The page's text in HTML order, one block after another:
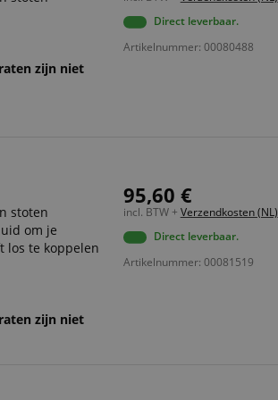
zijn niet
Direct leverbaar.
Artikelnummer: 00080488
stoten
om je
los te koppelen
zijn niet
95,60 €
incl. BTW + Verzendkosten (NL)
Direct leverbaar.
Artikelnummer: 00081519
service om
De
werken.
the website,
a secure
are used by the
so users can
used to facilitate
session by the
across page